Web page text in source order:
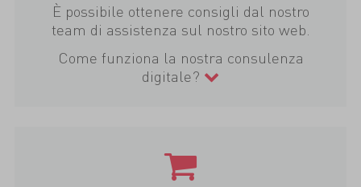
È possibile ottenere consigli dal nostro
team di assistenza sul nostro sito web.
Come funziona la nostra consulenza
digitale?